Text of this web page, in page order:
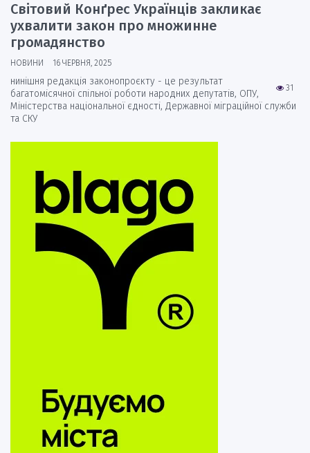
Світовий Конґрес Українців закликає
ухвалити закон про множинне
громадянство
НОВИНИ 16 ЧЕРВНЯ, 2025
31
нинішня редакція законопроєкту - це результат
багатомісячної спільної роботи народних депутатів, ОПУ,
Міністерства національної єдності, Державної міграційної служби
та СКУ